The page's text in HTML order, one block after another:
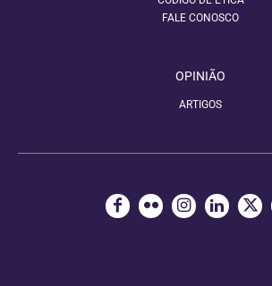
FALE CONOSCO
OPINIÃO
ARTIGOS